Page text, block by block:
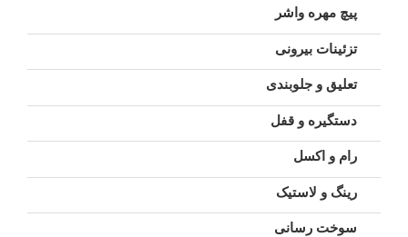
پیچ مهره واشر
تزئینات بیرونی
تعلیق و جلوبندی
دستگیره و قفل
رام و اکسل
رینگ و لاستیک
سوخت رسانی